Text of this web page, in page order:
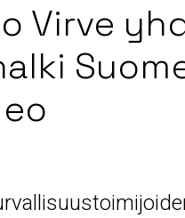
Virve